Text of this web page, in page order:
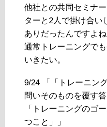
他社との共同セミナ
ターと2人で掛け合い
ありだったんですよね
通常トレーニングで
いきたい。
9/24 「「トレーニン
問いそのものを覆す答
「トレーニングのゴ
つこと」」